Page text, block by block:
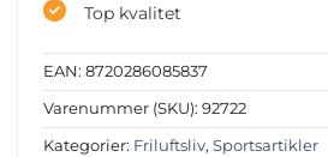
Top kvalitet
EAN: 8720286085837
Varenummer (SKU): 92722
Kategorier: Friluftsliv, Sportsartikler